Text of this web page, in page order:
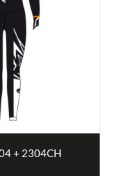
+ 2304CH